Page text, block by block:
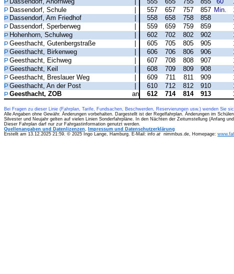
Dassendorf, Schule
| 557 657 757 857 Min.
Dassendorf, Am Friedhof
558 658 758 858
Dassendorf, Sperberweg
559 659 759 859
Hohenhorn, Schulweg
602 702 802 902
Geesthacht, Gutenbergstraße
605 705 805 905
Geesthacht, Birkenweg
606 706 806 906
Geesthacht, Eichweg
607 708 808 907
Geesthacht, Keil
608 709 809 908
Geesthacht, Breslauer Weg
| 609 711 811 909
Geesthacht, An der Post
| 610 712 812 910
Geesthacht, ZOB
an 612 714 814 913
Bei Fragen zu dieser Linie (Fahrplan, Tarife, Fundsachen, Beschwerden, Reservierungen usw.) wenden Sie
Alle Angaben ohne Gewähr. Änderungen vorbehalten. Dargestellt ist der Regelfahrplan. Änderungen im
Silvester und Neujahr gelten auf vielen Linien Sonderfahrpläne. In den Nächten der Zeitumstellung (Anfang
Dieser Fahrplan darf nur zur Fahrgastinformation genutzt werden.
Quellenangaben und Datenlizenzen
Impressum und Datenschutzerklärung
Erstellt am 13.12.2025 21:59. © 2025 Ingo Lange, Hamburg. E-Mail: info at nimmbus.de, Homepage: